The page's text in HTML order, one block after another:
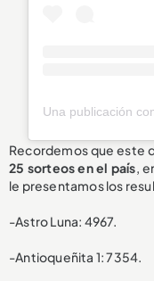
Recordemos que este
25 sorteos en el país ,
le presentamos los
-Astro Luna: 4967.
-Antioqueñita 1: 7354.